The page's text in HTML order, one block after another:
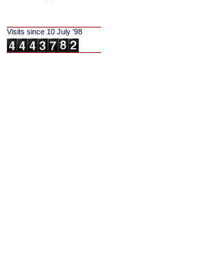
Visits since 10 July '98